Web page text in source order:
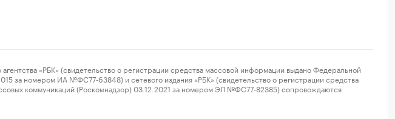
«РБК» (свидетельство о регистрации средства массовой информации выдано Федеральной
за номером ИА №ФС77-63848) и сетевого издания «РБК» (свидетельство о регистрации средства
коммуникаций (Роскомнадзор) 03.12.2021 за номером ЭЛ №ФС77-82385) сопровождаются